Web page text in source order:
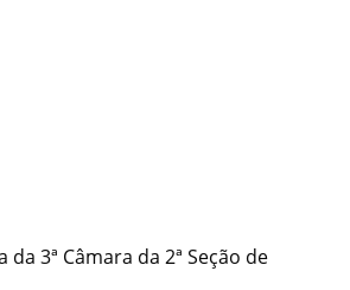
3ª Câmara da 2ª Seção de